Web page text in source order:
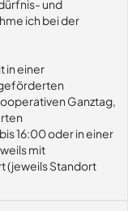
und
ich bei der
in einer
Ganztag,
16:00 oder in einer
mit
(jeweils Standort